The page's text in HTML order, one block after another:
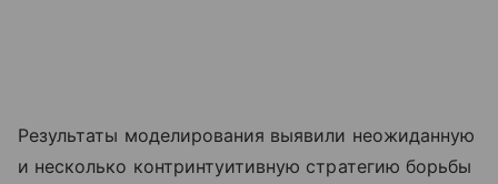
Результаты моделирования выявили неожиданную
и несколько контринтуитивную стратегию борьбы